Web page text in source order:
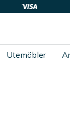
Utemöbler